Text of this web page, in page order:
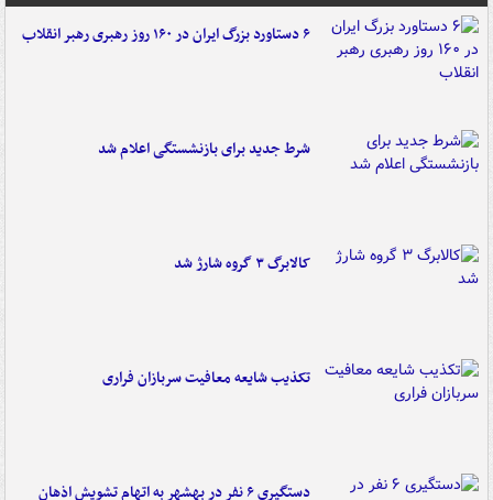
۶ دستاورد بزرگ ایران در ۱۶۰ روز رهبری رهبر انقلاب
شرط جدید برای بازنشستگی اعلام شد
کالابرگ ۳ گروه شارژ شد
تکذیب شایعه معافیت سربازان فراری
دستگیری ۶ نفر در بهشهر به اتهام تشویش اذهان